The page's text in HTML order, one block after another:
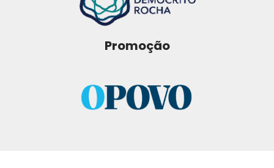
Promoção